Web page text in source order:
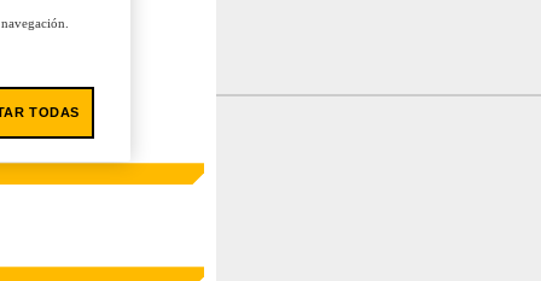
TODAS